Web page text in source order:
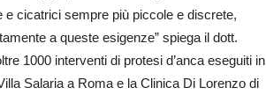
cicatrici sempre più piccole e discrete,
a queste esigenze” spiega il dott.
1000 interventi di protesi d’anca eseguiti in
Salaria a Roma e la Clinica Di Lorenzo di